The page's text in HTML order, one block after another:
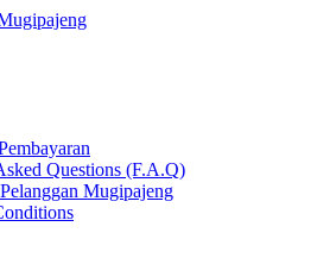
Questions (F.A.Q)
Mugipajeng